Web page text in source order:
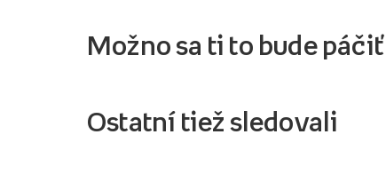
Možno sa ti to bude páčiť
Ostatní tiež sledovali